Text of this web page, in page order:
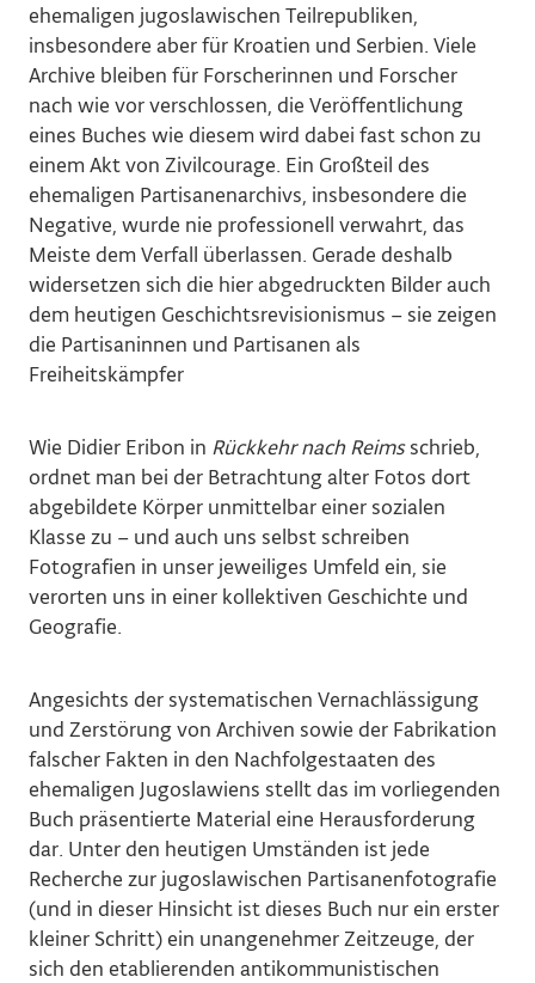
ehemaligen jugoslawischen Teilrepubliken,
insbesondere aber für Kroatien und Serbien. Viele
Archive bleiben für Forscherinnen und Forscher
nach wie vor verschlossen, die Veröffentlichung
eines Buches wie diesem wird dabei fast schon zu
einem Akt von Zivilcourage. Ein Großteil des
ehemaligen Partisanenarchivs, insbesondere die
Negative, wurde nie professionell verwahrt, das
Meiste dem Verfall überlassen. Gerade deshalb
widersetzen sich die hier abgedruckten Bilder auch
dem heutigen Geschichtsrevisionismus – sie zeigen
die Partisaninnen und Partisanen als
Freiheitskämpfer
Wie Didier Eribon in Rückkehr nach Reimsschrieb,
ordnet man bei der Betrachtung alter Fotos dort
abgebildete Körper unmittelbar einer sozialen
Klasse zu – und auch uns selbst schreiben
Fotografien in unser jeweiliges Umfeld ein, sie
verorten uns in einer kollektiven Geschichte und
Geografie.
Angesichts der systematischen Vernachlässigung
und Zerstörung von Archiven sowie der Fabrikation
falscher Fakten in den Nachfolgestaaten des
ehemaligen Jugoslawiens stellt das im vorliegenden
Buch präsentierte Material eine Herausforderung
dar. Unter den heutigen Umständen ist jede
Recherche zur jugoslawischen Partisanenfotografie
(und in dieser Hinsicht ist dieses Buch nur ein erster
kleiner Schritt) ein unangenehmer Zeitzeuge, der
sich den etablierenden antikommunistischen